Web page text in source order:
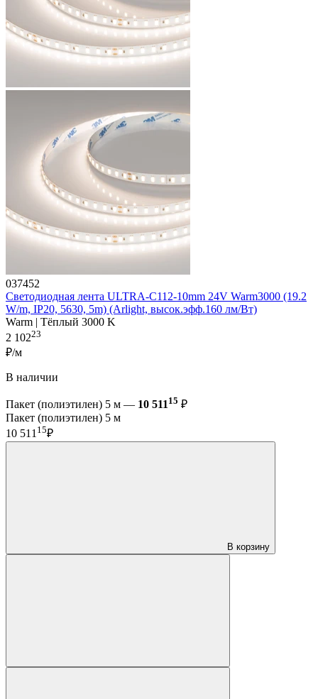
037452
Светодиодная лента ULTRA-C112-10mm 24V Warm3000 (19.2
W/m, IP20, 5630, 5m) (Arlight, высок.эфф.160 лм/Вт)
Warm | Тёплый 3000 K
2 10223
₽/м
В наличии
Пакет (полиэтилен) 5 м — 10 511 15 ₽
Пакет (полиэтилен) 5 м
10 51115₽
В корзину